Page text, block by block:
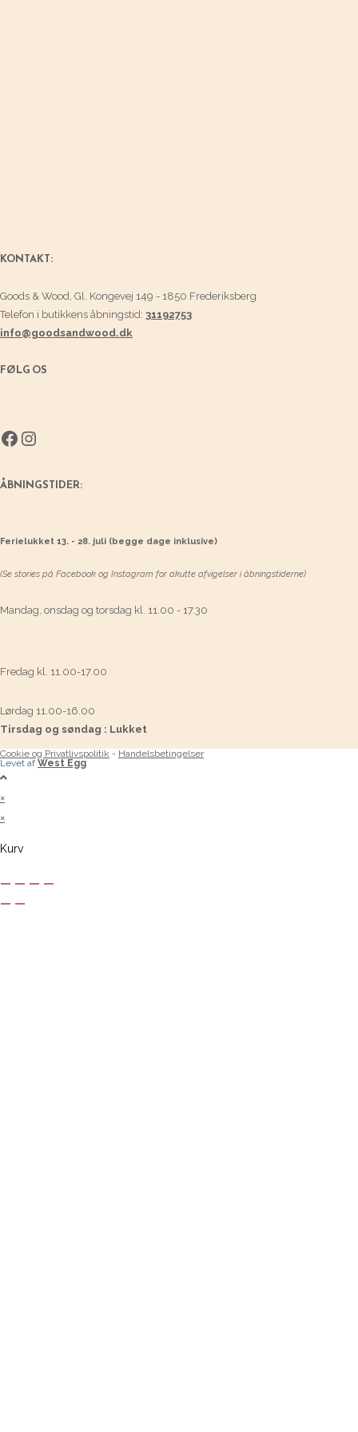
KONTAKT:
Goods & Wood, Gl. Kongevej 149 - 1850 Frederiksberg
Telefon i butikkens åbningstid: 31192753
info@goodsandwood.dk
FØLG OS
Facebook
Instagram
ÅBNINGSTIDER:
Ferielukket 13. - 28. juli (begge dage inklusive)
(Se stories på Facebook og Instagram for akutte afvigelser i åbningstiderne)
Mandag, onsdag og torsdag kl. 11.00 - 17.30
Fredag kl. 11.00-17.00
Lørdag 11.00-16.00
Tirsdag og søndag : Lukket
Cookie og Privatlivspolitik - Handelsbetingelser
Levet af West Egg
×
×
Kurv